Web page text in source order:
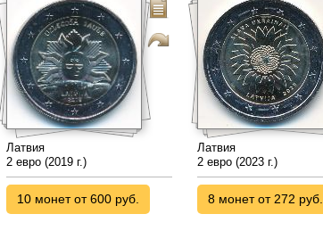
Латвия
2 евро (2019 г.)
10 монет от 600 руб.
Латвия
2 евро (2023 г.)
8 монет от 272 руб.